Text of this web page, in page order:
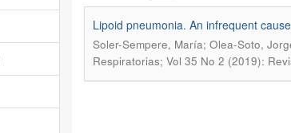
Lipoid pneumonia. An infrequent
Soler-Sempere, María; Olea-Soto,
Respiratorias; Vol 35 No 2 (2019):